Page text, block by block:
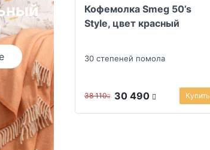
Кофемолка Smeg 50’s
Style, цвет красный
30 степеней помола
38 110 30 490 Купить